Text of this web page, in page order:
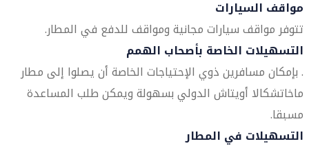
مواقف السيارات
تتوفر مواقف سيارات مجانية ومواقف للدفع في المطار.
التسهيلات الخاصة بأصحاب الهمم
. بإمكان مسافرين ذوي الإحتياجات الخاصة أن يصلوا إلى مطار
ماخاتشكالا أويتاش الدولي بسهولة ويمكن طلب المساعدة
مسبقا.
التسهيلات في المطار